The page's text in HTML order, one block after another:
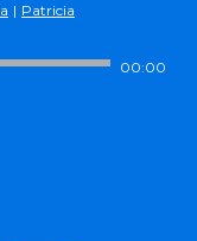
| Patricia
00:00